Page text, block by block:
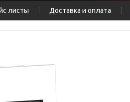
листы Доставка и оплата